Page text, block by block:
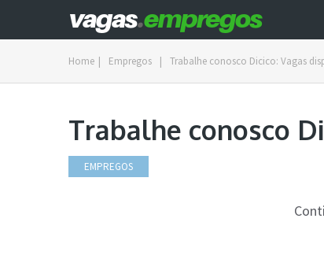
Home | Empregos | Trabalhe conosco Dicico: Vagas
Trabalhe conosco
EMPREGOS